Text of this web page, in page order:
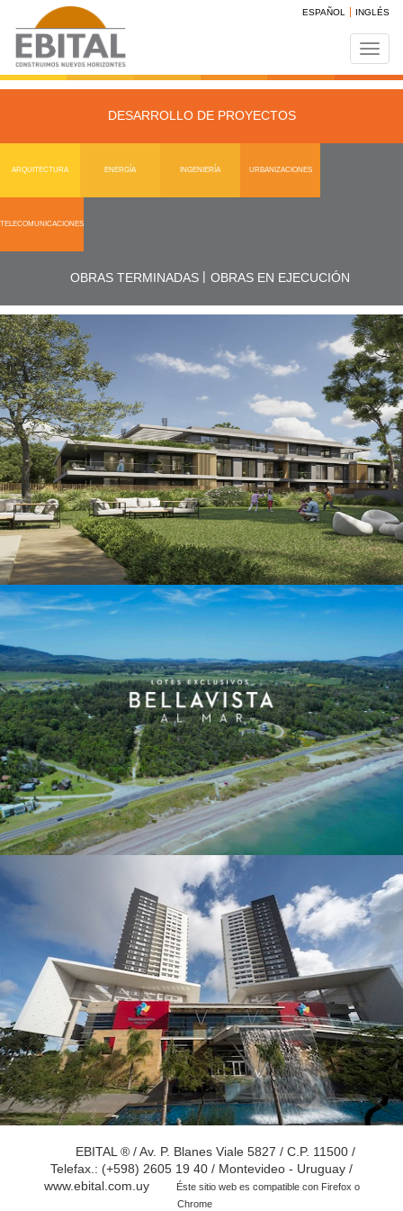
ESPAÑOL INGLÉS
DESARROLLO DE PROYECTOS
ARQUITECTURA ENERGÍA INGENIERÍA URBANIZACIONES
TELECOMUNICACIONES
OBRAS TERMINADAS| OBRAS EN EJECUCIÓN
EBITAL ® / Av. P. Blanes Viale 5827 / C.P. 11500 /
Telefax.: (+598) 2605 19 40 / Montevideo - Uruguay /
www.ebital.com.uy
Éste sitio web es compatible con Firefox o
Chrome